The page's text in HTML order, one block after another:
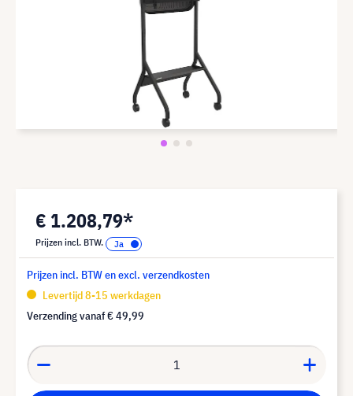
€ 1.208,79*
Prijzen incl. BTW.
Prijzen incl. BTW en excl. verzendkosten
Levertijd 8-15 werkdagen
Verzending vanaf€ 49,99